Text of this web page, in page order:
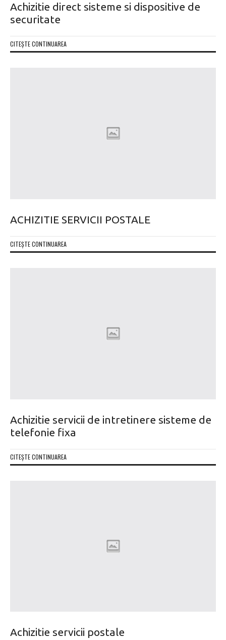
Achizitie direct sisteme si dispositive de
securitate
CITEȘTE CONTINUAREA
ACHIZITIE SERVICII POSTALE
CITEȘTE CONTINUAREA
Achizitie servicii de intretinere sisteme de
telefonie fixa
CITEȘTE CONTINUAREA
Achizitie servicii postale